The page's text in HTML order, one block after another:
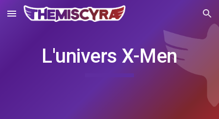
Skip to main content Skip to navigation
L'univers X-Men